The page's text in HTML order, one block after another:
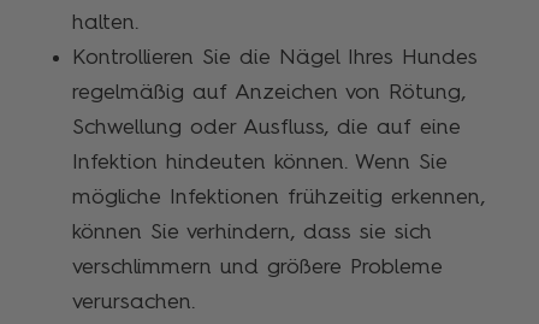
halten.
Kontrollieren Sie die Nägel Ihres Hundes
regelmäßig auf Anzeichen von Rötung,
Schwellung oder Ausfluss, die auf eine
Infektion hindeuten können. Wenn Sie
mögliche Infektionen frühzeitig erkennen,
können Sie verhindern, dass sie sich
verschlimmern und größere Probleme
verursachen.